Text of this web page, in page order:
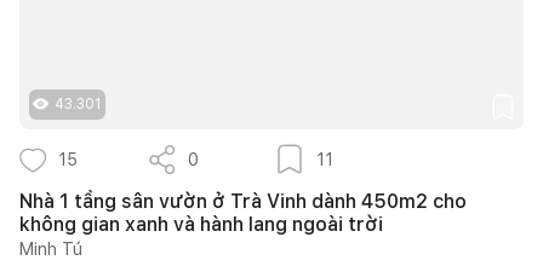
43.301
15 0 11
Nhà 1 tầng sân vườn ở Trà Vinh dành 450m2 cho
không gian xanh và hành lang ngoài trời
Minh Tú